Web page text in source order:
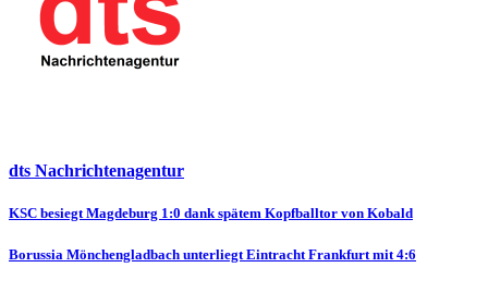
dts Nachrichtenagentur
Beitragsnavigation
KSC besiegt Magdeburg 1:0 dank spätem Kopfballtor von Kobald
Borussia Mönchengladbach unterliegt Eintracht Frankfurt mit 4:6